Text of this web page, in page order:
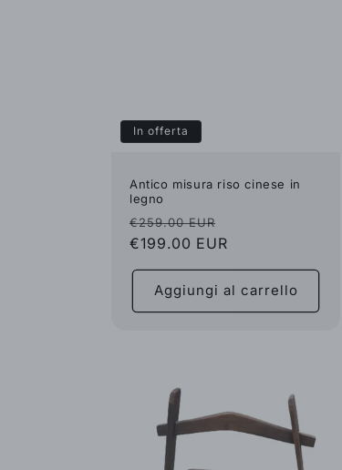
In offerta
Antico misura riso cinese in
legno
Prezzo
di
listino
€259.00 EUR
scontato
€199.00 EUR
Aggiungi al carrello